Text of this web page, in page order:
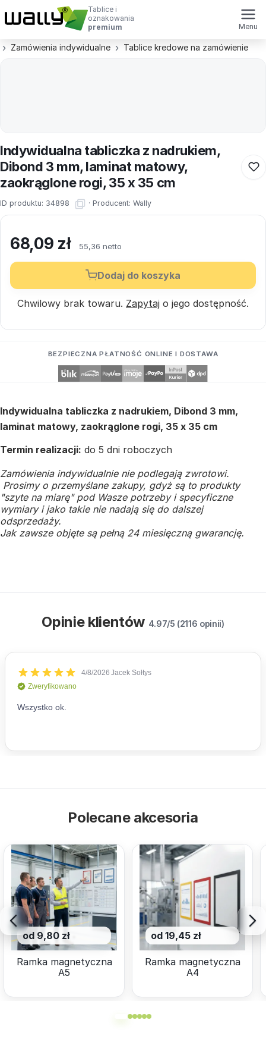
Tablice i
oznakowania
premium
Menu
Zamówienia indywidualne Tablice kredowe na zamówienie
Indywidualna tabliczka z nadrukiem,
Dibond 3 mm, laminat matowy,
zaokrąglone rogi, 35 x 35 cm
ID produktu: 34898 · Producent: Wally
68,09 zł 55,36 netto
Dodaj do koszyka
Chwilowy brak towaru. Zapytaj o jego dostępność.
BEZPIECZNA PŁATNOŚĆ ONLINE I DOSTAWA
Indywidualna tabliczka z nadrukiem, Dibond 3 mm,
laminat matowy, zaokrąglone rogi, 35 x 35 cm
Termin realizacji: do 5 dni roboczych
Zamówienia indywidualnie nie podlegają zwrotowi.
Prosimy o przemyślane zakupy, gdyż są to produkty
"szyte na miarę" pod Wasze potrzeby i specyficzne
wymiary i jako takie nie nadają się do dalszej
odsprzedaży.
Jak zawsze objęte są pełną 24 miesięczną gwarancję.
Opinie klientów 4.97/5 (2116 opinii)
Polecane akcesoria
od 9,80 zł
Ramka magnetyczna
A5
od 19,45 zł
Ramka magnetyczna
A4